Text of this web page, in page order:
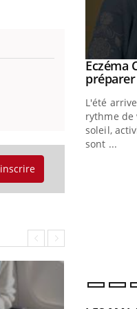
Youtube
Eczéma
préparer
L'été
rythme de
soleil,
sont ...